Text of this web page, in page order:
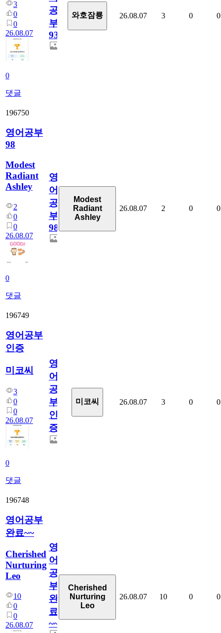
3
0
0
26.08.07
0
댓글
공
부
930
와호잠룡 26.08.07 3 0 0
196750
영어공부
98
Modest
Radiant
Ashley
2
0
0
26.08.07
0
댓글
영
어
공
부
98
Modest
Radiant
Ashley
26.08.07 2 0 0
196749
영어공부
인증
미코씨
3
0
0
26.08.07
0
댓글
영
어
공
부
인
증
미코씨 26.08.07 3 0 0
196748
영어공부
완료~~
Cherished
Nurturing
Leo
10
0
0
26.08.07
영
어
공
부
완
료
~~
Cherished
Nurturing
Leo
26.08.07 10 0 0